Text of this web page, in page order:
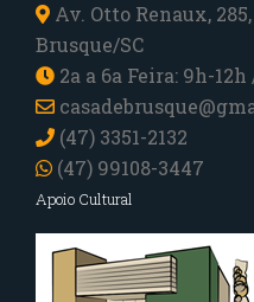
Av. Otto Renaux, 285,
Brusque/SC
2a a 6a Feira: 9h-12h
(47) 3351-2132
(47) 99108-3447
Apoio Cultural